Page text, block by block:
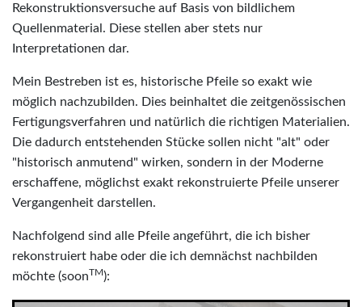
Rekonstruktionsversuche auf Basis von bildlichem
Quellenmaterial. Diese stellen aber stets nur
Interpretationen dar.
Mein Bestreben ist es, historische Pfeile so exakt wie
möglich nachzubilden. Dies beinhaltet die zeitgenössischen
Fertigungsverfahren und natürlich die richtigen Materialien.
Die dadurch entstehenden Stücke sollen nicht "alt" oder
"historisch anmutend" wirken, sondern in der Moderne
erschaffene, möglichst exakt rekonstruierte Pfeile unserer
Vergangenheit darstellen.
Nachfolgend sind alle Pfeile angeführt, die ich bisher
rekonstruiert habe oder die ich demnächst nachbilden
möchte (soonTM):